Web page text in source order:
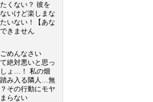
くない？ 彼を
いけど楽しまな
いない！【あな
きません
ごめんなさい
絶対悪いと思っ
ょ…！ 私の畑
み入る隣人…無
その行動にモヤ
らない